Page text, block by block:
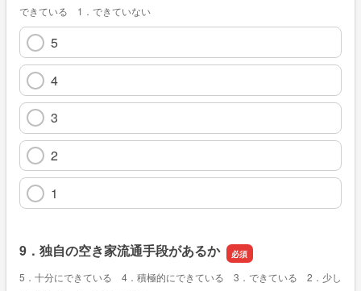
できている 1．できていない
5
4
3
2
1
9．独自の空き家流通手段があるか
5．十分にできている 4．積極的にできている 3．できている 2．少し